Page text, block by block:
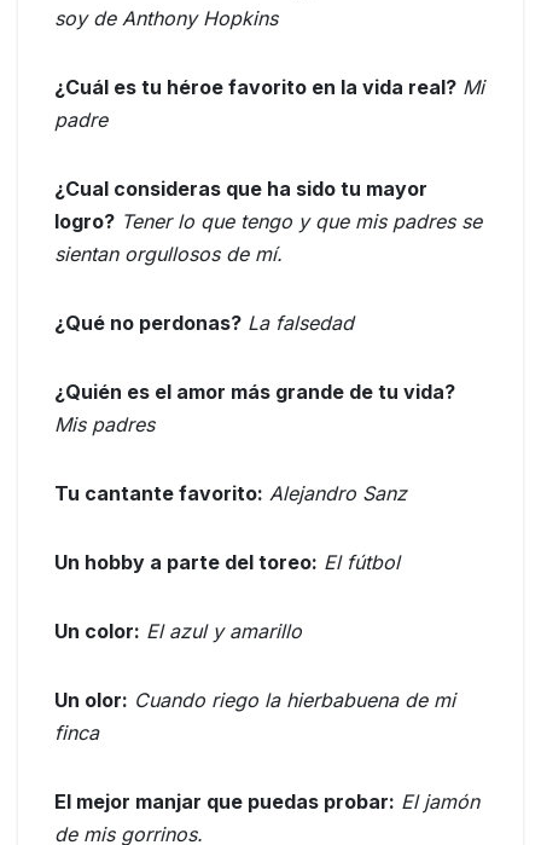
soy de Anthony Hopkins
¿Cuál es tu héroe favorito en la vida real? Mi
padre
¿Cual consideras que ha sido tu mayor
logro? Tener lo que tengo y que mis padres se
sientan orgullosos de mí.
¿Qué no perdonas? La falsedad
¿Quién es el amor más grande de tu vida?
Mis padres
Tu cantante favorito: Alejandro Sanz
Un hobby a parte del toreo: El fútbol
Un color: El azul y amarillo
Un olor: Cuando riego la hierbabuena de mi
finca
El mejor manjar que puedas probar: El jamón
de mis gorrinos.